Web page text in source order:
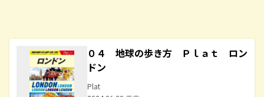
０４ 地球の歩き方 Ｐｌａｔ ロン
ドン
Plat